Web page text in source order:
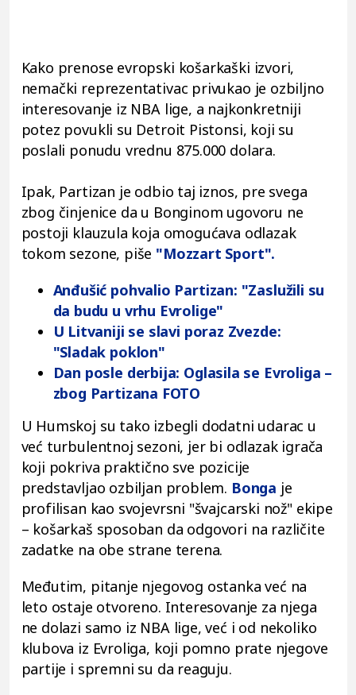
Kako prenose evropski košarkaški izvori,
nemački reprezentativac privukao je ozbiljno
interesovanje iz NBA lige, a najkonkretniji
potez povukli su Detroit Pistonsi, koji su
poslali ponudu vrednu 875.000 dolara.
Ipak, Partizan je odbio taj iznos, pre svega
zbog činjenice da u Bonginom ugovoru ne
postoji klauzula koja omogućava odlazak
tokom sezone, piše "Mozzart Sport".
Anđušić pohvalio Partizan: "Zaslužili su
da budu u vrhu Evrolige"
U Litvaniji se slavi poraz Zvezde:
"Sladak poklon"
Dan posle derbija: Oglasila se Evroliga –
zbog Partizana FOTO
U Humskoj su tako izbegli dodatni udarac u
već turbulentnoj sezoni, jer bi odlazak igrača
koji pokriva praktično sve pozicije
predstavljao ozbiljan problem. Bonga je
profilisan kao svojevrsni "švajcarski nož" ekipe
– košarkaš sposoban da odgovori na različite
zadatke na obe strane terena.
Međutim, pitanje njegovog ostanka već na
leto ostaje otvoreno. Interesovanje za njega
ne dolazi samo iz NBA lige, već i od nekoliko
klubova iz Evroliga, koji pomno prate njegove
partije i spremni su da reaguju.